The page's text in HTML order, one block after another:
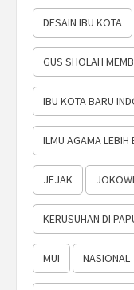
DESAIN IBU KOTA
GUS SHOLAH
IBU KOTA BARU
ILMU AGAMA LEBIH
JEJAK JOKOWI
KERUSUHAN DI
MUI NASIONAL